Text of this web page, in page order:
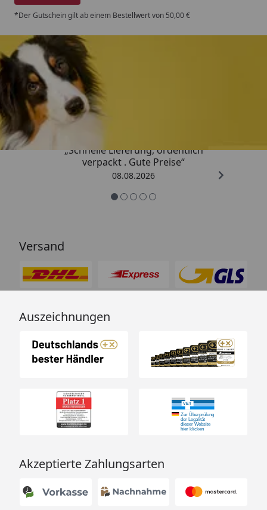
*Der Gutschein gilt ab einem Bestellwert von 50,00 €
Trusted Shops
„Schnelle Lieferung, ordentlich
verpackt . Gute Preise“
08.08.2026
Versand
Auszeichnungen
Akzeptierte Zahlungsarten